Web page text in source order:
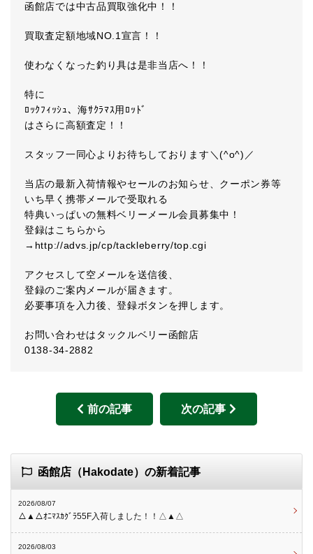
函館店では中古品買取強化中！！
買取査定額地域NO.1宣言！！
使わなくなった釣り具は是非当店へ！！
特に
ﾛｯｸﾌｨｯｼｭ、海ｻｸﾗﾏｽ用ﾛｯﾄﾞ
はさらに高額査定！！
スタッフ一同心よりお待ちしております＼(^o^)／
当店の最新入荷情報やセールのお知らせ、クーポン券等
いち早く携帯メールで受取れる
特典いっぱいの無料ベリーメール会員募集中！
登録はこちらから
→http://advs.jp/cp/tackleberry/top.cgi
アクセスして空メールを送信後、
登録のご案内メールが届きます。
必要事項を入力後、登録ボタンを押します。
お問い合わせはタックルベリー函館店
0138-34-2882
前の記事 次の記事
函館店（Hakodate）の新着記事
2026/08/07
△▲△ｵﾆﾏｽｶｸﾞﾗ55F入荷しました！！△▲△
2026/08/03